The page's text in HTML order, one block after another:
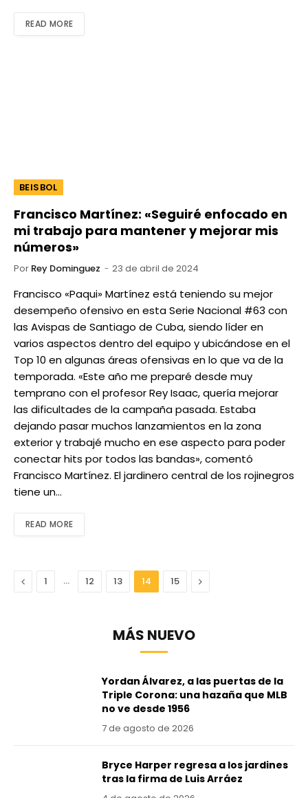
READ MORE
BEISBOL
Francisco Martínez: «Seguiré enfocado en
mi trabajo para mantener y mejorar mis
números»
Por Rey Dominguez 23 de abril de 2024
Francisco «Paqui» Martínez está teniendo su mejor
desempeño ofensivo en esta Serie Nacional #63 con
las Avispas de Santiago de Cuba, siendo líder en
varios aspectos dentro del equipo y ubicándose en el
Top 10 en algunas áreas ofensivas en lo que va de la
temporada. «Este año me preparé desde muy
temprano con el profesor Rey Isaac, quería mejorar
las dificultades de la campaña pasada. Estaba
dejando pasar muchos lanzamientos en la zona
exterior y trabajé mucho en ese aspecto para poder
conectar hits por todos las bandas», comentó
Francisco Martínez. El jardinero central de los rojinegros
tiene un…
READ MORE
Anterior
1 … 12 13 14 15 Next
MÁS NUEVO
Yordan Álvarez, a las puertas de la
Triple Corona: una hazaña que MLB
no ve desde 1956
7 de agosto de 2026
Bryce Harper regresa a los jardines
tras la firma de Luis Arráez